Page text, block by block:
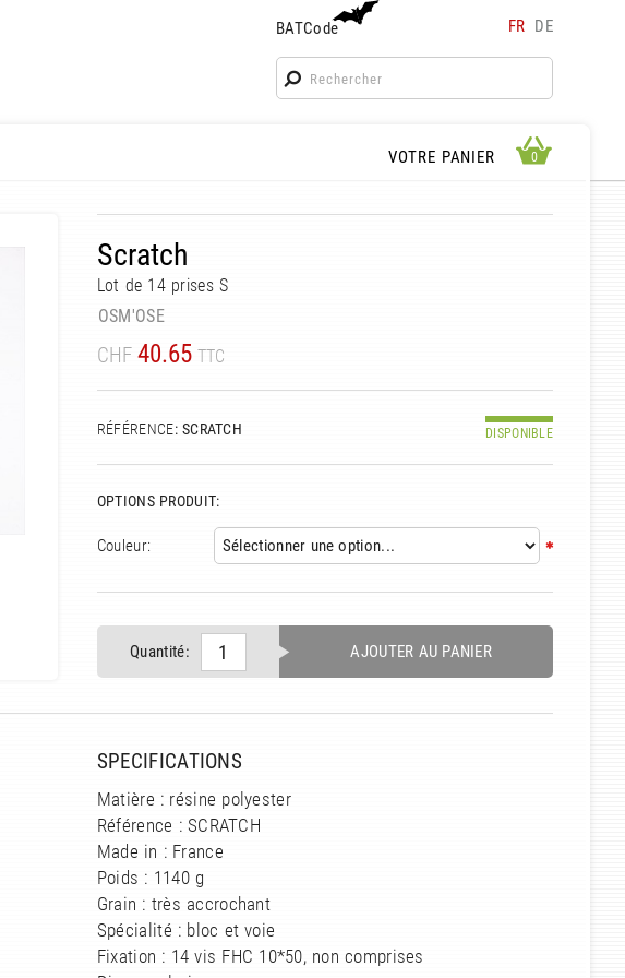
BATCode FR DE
BATCode
Rentrez votre BATCode et validez
VOTRE PANIER 0 0
Scratch
Lot de 14 prises S
OSM'OSE
CHF 40.65 TTC
RÉFÉRENCE: SCRATCH DISPONIBLE
OPTIONS PRODUIT:
Couleur:
Quantité: AJOUTER AU PANIER
SPECIFICATIONS
Matière : résine polyester
Référence : SCRATCH
Made in : France
Poids : 1140 g
Grain : très accrochant
Spécialité : bloc et voie
Fixation : 14 vis FHC 10*50, non comprises